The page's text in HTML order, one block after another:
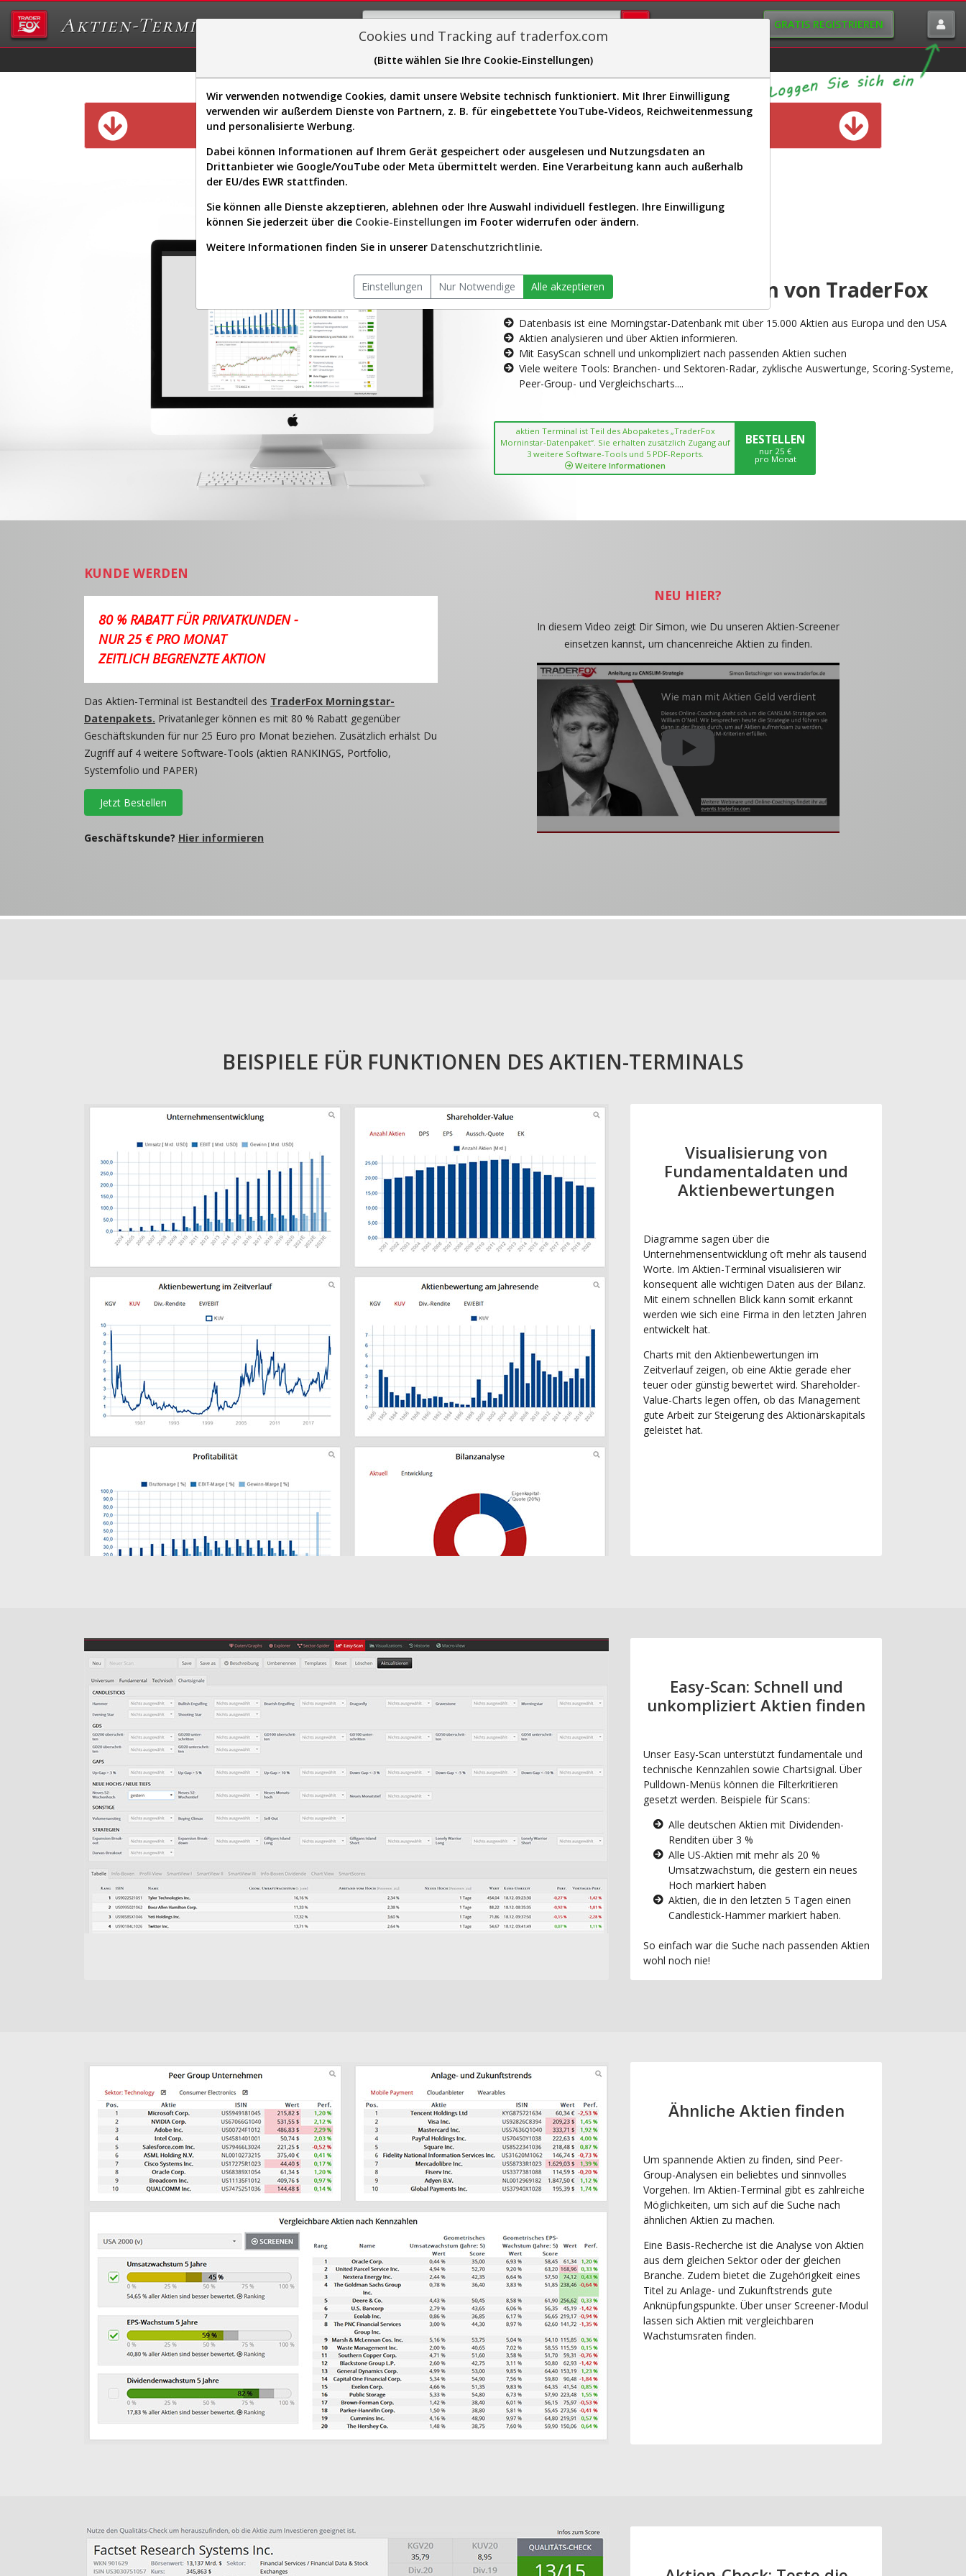
Aktien-Terminal GRATIS REGISTRIEREN
Sector-Spider Easy-Scan Visualizations
Diese Funktion ist nur für Premium-Kunden verfügbar
AKTIEN-TERMINAL
Die Aktienanalyse-Plattform von TraderFox
Datenbasis ist eine Morningstar-Datenbank mit über 15.000 Aktien aus Europa und den USA
Aktien analysieren und über Aktien informieren.
Mit EasyScan schnell und unkompliziert nach passenden Aktien suchen
Viele weitere Tools: Branchen- und Sektoren-Radar, zyklische Auswertunge, Scoring-Systeme,
Peer-Group- und Vergleichscharts....
aktien Terminal ist Teil des Abopaketes „TraderFox
Morninstar-Datenpaket“. Sie erhalten zusätzlich Zugang auf
3 weitere Software-Tools und 5 PDF-Reports.
Weitere Informationen
BESTELLEN
nur 25 €
pro Monat
KUNDE WERDEN
80 % RABATT FÜR PRIVATKUNDEN -
NUR 25 € PRO MONAT
ZEITLICH BEGRENZTE AKTION
Das Aktien-Terminal ist Bestandteil des TraderFox Morningstar-
Datenpakets. Privatanleger können es mit 80 % Rabatt gegenüber
Geschäftskunden für nur 25 Euro pro Monat beziehen. Zusätzlich erhälst Du
Zugriff auf 4 weitere Software-Tools (aktien RANKINGS, Portfolio,
Systemfolio und PAPER)
Jetzt Bestellen
Geschäftskunde? Hier informieren
NEU HIER?
In diesem Video zeigt Dir Simon, wie Du unseren Aktien-Screener
einsetzen kannst, um chancenreiche Aktien zu finden.
BEISPIELE FÜR FUNKTIONEN DES AKTIEN-TERMINALS
Visualisierung von
Fundamentaldaten und
Aktienbewertungen
Diagramme sagen über die
Unternehmensentwicklung oft mehr als tausend
Worte. Im Aktien-Terminal visualisieren wir
konsequent alle wichtigen Daten aus der Bilanz.
Mit einem schnellen Blick kann somit erkannt
werden wie sich eine Firma in den letzten Jahren
entwickelt hat.
Charts mit den Aktienbewertungen im
Zeitverlauf zeigen, ob eine Aktie gerade eher
teuer oder günstig bewertet wird. Shareholder-
Value-Charts legen offen, ob das Management
gute Arbeit zur Steigerung des Aktionärskapitals
geleistet hat.
Easy-Scan: Schnell und
unkompliziert Aktien finden
Unser Easy-Scan unterstützt fundamentale und
technische Kennzahlen sowie Chartsignal. Über
Pulldown-Menüs können die Filterkritieren
gesetzt werden. Beispiele für Scans:
Alle deutschen Aktien mit Dividenden-
Renditen über 3 %
Alle US-Aktien mit mehr als 20 %
Umsatzwachstum, die gestern ein neues
Hoch markiert haben
Aktien, die in den letzten 5 Tagen einen
Candlestick-Hammer markiert haben.
So einfach war die Suche nach passenden Aktien
wohl noch nie!
Ähnliche Aktien finden
Um spannende Aktien zu finden, sind Peer-
Group-Analysen ein beliebtes und sinnvolles
Vorgehen. Im Aktien-Terminal gibt es zahlreiche
Möglichkeiten, um sich auf die Suche nach
ähnlichen Aktien zu machen.
Eine Basis-Recherche ist die Analyse von Aktien
aus dem gleichen Sektor oder der gleichen
Branche. Zudem bietet die Zugehörigkeit eines
Titel zu Anlage- und Zukunftstrends gute
Anknüpfungspunkte. Über unser Screener-Modul
lassen sich Aktien mit vergleichbaren
Wachstumsraten finden.
Cookies und Tracking auf traderfox.com
(Bitte wählen Sie Ihre Cookie-Einstellungen)
Wir verwenden notwendige Cookies, damit unsere Website technisch funktioniert. Mit Ihrer Einwilligung
verwenden wir außerdem Dienste von Partnern, z. B. für eingebettete YouTube-Videos, Reichweitenmessung
und personalisierte Werbung.
Dabei können Informationen auf Ihrem Gerät gespeichert oder ausgelesen und Nutzungsdaten an
Drittanbieter wie Google/YouTube oder Meta übermittelt werden. Eine Verarbeitung kann auch außerhalb
der EU/des EWR stattfinden.
Sie können alle Dienste akzeptieren, ablehnen oder Ihre Auswahl individuell festlegen. Ihre Einwilligung
können Sie jederzeit über die Cookie-Einstellungen im Footer widerrufen oder ändern.
Weitere Informationen finden Sie in unserer Datenschutzrichtlinie.
Einstellungen Nur Notwendige Alle akzeptieren